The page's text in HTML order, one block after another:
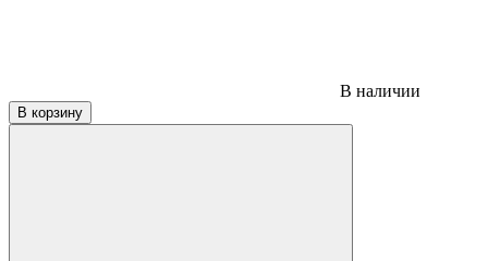
В наличии
В корзину